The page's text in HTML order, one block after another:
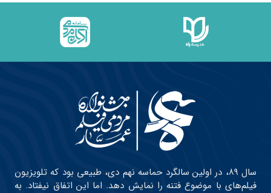
سال ۸۹، در اولین سالگرد حماسه نهم دی، طبیعی بود که تلویزیون
فیلم‌های با موضوع فتنه را نمایش دهد. اما این اتفاق نیفتاد. به